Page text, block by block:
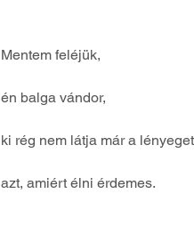
Mentem feléjük,
én balga vándor,
ki rég nem látja már a
azt, amiért élni érdemes.